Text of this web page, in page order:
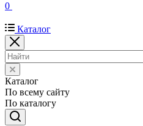
0
Каталог
Каталог
По всему сайту
По каталогу